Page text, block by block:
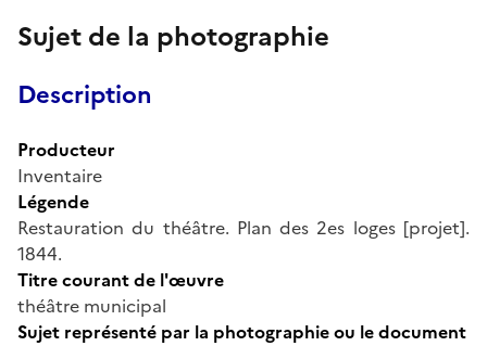
Sujet de la photographie
Description
Producteur
Inventaire
Légende
Restauration du théâtre. Plan des 2es loges [projet].
1844.
Titre courant de l'œuvre
théâtre municipal
Sujet représenté par la photographie ou le document